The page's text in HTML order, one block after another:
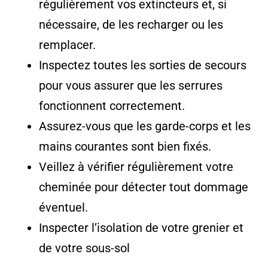
régulièrement vos extincteurs et, si
nécessaire, de les recharger ou les
remplacer.
Inspectez toutes les sorties de secours
pour vous assurer que les serrures
fonctionnent correctement.
Assurez-vous que les garde-corps et les
mains courantes sont bien fixés.
Veillez à vérifier régulièrement votre
cheminée pour détecter tout dommage
éventuel.
Inspecter l’isolation de votre grenier et
de votre sous-sol